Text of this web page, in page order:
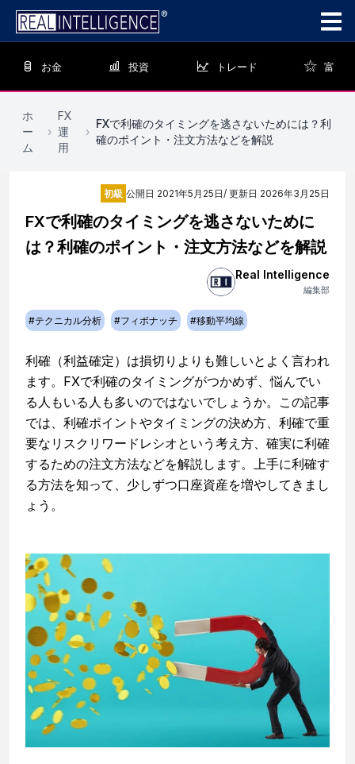
お金 投資 トレード 富
ホ
ー
ム
›
FX
運
用
›
FXで利確のタイミングを逃さないためには？利
確のポイント・注文方法などを解説
初級 公開日 2021年5月25日/ 更新日 2026年3月25日
FXで利確のタイミングを逃さないために
は？利確のポイント・注文方法などを解説
Real Intelligence
編集部
#テクニカル分析 #フィボナッチ #移動平均線
利確（利益確定）は損切りよりも難しいとよく言われ
ます。FXで利確のタイミングがつかめず、悩んでい
る人もいる人も多いのではないでしょうか。この記事
では、利確ポイントやタイミングの決め方、利確で重
要なリスクリワードレシオという考え方、確実に利確
するための注文方法などを解説します。上手に利確す
る方法を知って、少しずつ口座資産を増やしてきまし
ょう。